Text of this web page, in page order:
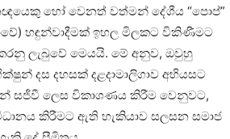
හෝ වෙනත් වත්මන් දේශීය “පොප්”
හඳුන්වාදීමක් ඉහල මිලකට විකිණීමට
ලැබුවේ මෙයයි. මේ අනුව, ඔවුහු
දස දහසක් දළදාමාලිගාව අභියසට
සජීවී ලෙස විකාශණය කිරීම වෙනුවට,
කිරීමට ඇති හැකියාව සලසන සමාජ